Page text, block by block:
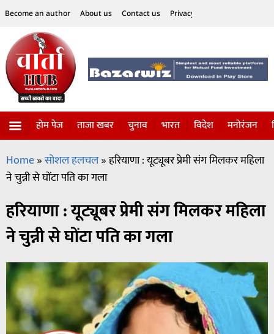
Become an author About us Contact us Privacy Policy
होम पेज ताजा खबर चुनाव भारत विदेश मनोरंजन
Home»सोशल हलचल»हरियाणा : यूट्यूबर प्रेमी संग मिलकर महिला
ने चुन्नी से घोंटा पति का गला
हरियाणा : यूट्यूबर प्रेमी संग मिलकर महिला
ने चुन्नी से घोंटा पति का गला